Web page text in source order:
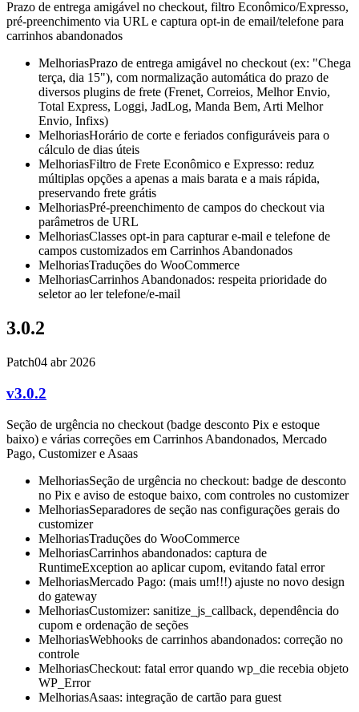
Prazo de entrega amigável no checkout, filtro Econômico/Expresso,
pré-preenchimento via URL e captura opt-in de email/telefone para
carrinhos abandonados
MelhoriasPrazo de entrega amigável no checkout (ex: "Chega
terça, dia 15"), com normalização automática do prazo de
diversos plugins de frete (Frenet, Correios, Melhor Envio,
Total Express, Loggi, JadLog, Manda Bem, Arti Melhor
Envio, Infixs)
MelhoriasHorário de corte e feriados configuráveis para o
cálculo de dias úteis
MelhoriasFiltro de Frete Econômico e Expresso: reduz
múltiplas opções a apenas a mais barata e a mais rápida,
preservando frete grátis
MelhoriasPré-preenchimento de campos do checkout via
parâmetros de URL
MelhoriasClasses opt-in para capturar e-mail e telefone de
campos customizados em Carrinhos Abandonados
MelhoriasTraduções do WooCommerce
MelhoriasCarrinhos Abandonados: respeita prioridade do
seletor ao ler telefone/e-mail
3.0.2
Patch04 abr 2026
v3.0.2
Seção de urgência no checkout (badge desconto Pix e estoque
baixo) e várias correções em Carrinhos Abandonados, Mercado
Pago, Customizer e Asaas
MelhoriasSeção de urgência no checkout: badge de desconto
no Pix e aviso de estoque baixo, com controles no customizer
MelhoriasSeparadores de seção nas configurações gerais do
customizer
MelhoriasTraduções do WooCommerce
MelhoriasCarrinhos abandonados: captura de
RuntimeException ao aplicar cupom, evitando fatal error
MelhoriasMercado Pago: (mais um!!!) ajuste no novo design
do gateway
MelhoriasCustomizer: sanitize_js_callback, dependência do
cupom e ordenação de seções
MelhoriasWebhooks de carrinhos abandonados: correção no
controle
MelhoriasCheckout: fatal error quando wp_die recebia objeto
WP_Error
MelhoriasAsaas: integração de cartão para guest